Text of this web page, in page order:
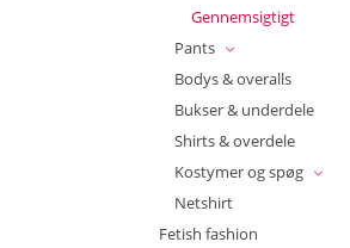
Gennemsigtigt
Pants
Bodys & overalls
Bukser & underdele
Shirts & overdele
Kostymer og spøg
Netshirt
Fetish fashion